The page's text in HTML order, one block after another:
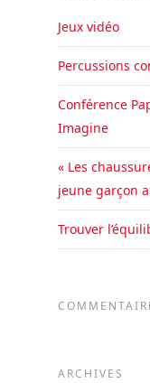
Jeux vidéo
Percussions
Conférence
Imagine
« Les
jeune garçon
Trouver
ARCHIVES